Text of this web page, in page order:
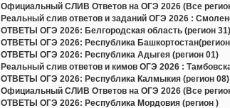
Официальный СЛИВ Ответов на ОГЭ 2026 (Все
Реальный слив ответов и заданий ОГЭ 2026 :
ОТВЕТЫ ОГЭ 2026: Белгородская область (регион 31)
ОТВЕТЫ ОГЭ 2026: Республика
ОТВЕТЫ ОГЭ 2026: Республика Адыгея (регион 01)
Реальный слив ответов и кимов ОГЭ 2026 :
ОТВЕТЫ ОГЭ 2026: Республика Калмыкия (регион 08)
Официальный СЛИВ Ответов на ОГЭ 2026 (Все
ОТВЕТЫ ОГЭ 2026: Республика Мордовия (регион )